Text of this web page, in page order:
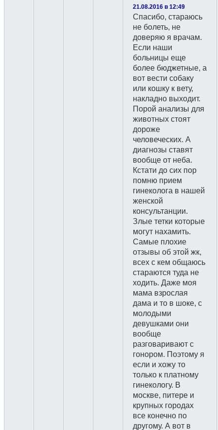
21.08.2016 в 12:49
Спасибо, стараюсь
не болеть, не
доверяю я врачам.
Если наши
больницы еще
более бюджетные, а
вот вести собаку
или кошку к вету,
накладно выходит.
Порой анализы для
животных стоят
дороже
человеческих. А
диагнозы ставят
вообще от неба.
Кстати до сих пор
помню прием
гинеколога в нашей
женской
консультанции.
Злые тетки которые
могут нахамить.
Самые плохие
отзывы об этой жк,
всех с кем общаюсь
стараются туда не
ходить. Даже моя
мама взрослая
дама и то в шоке, с
молодыми
девушками они
вообще
разговаривают с
гонором. Поэтому я
если и хожу то
только к платному
гинекологу. В
москве, питере и
крупных городах
все конечно по
другому. А вот в